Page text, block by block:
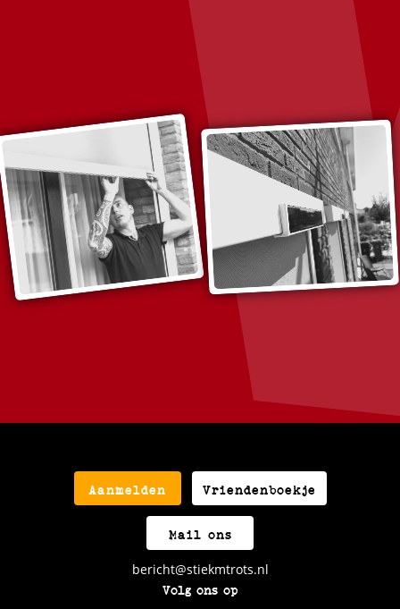
Aanmelden Vriendenboekje
Mail ons
bericht@stiekmtrots.nl
Volg ons op